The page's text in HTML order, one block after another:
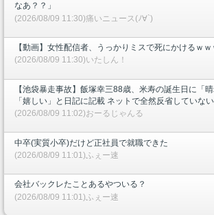
なあ？？」
(2026/08/09 11:30)痛いニュース(ﾉ∀`)
【動画】女性配信者、うっかりミスで死にかけるｗｗ
(2026/08/09 11:30)いたしん！
【池袋暴走事故】飯塚幸三88歳、米寿の誕生日に「晴
「嬉しい」と日記に記載 ネットで全然反省していな
(2026/08/09 11:02)おーるじゃんる
中卒(実質小卒)だけど正社員で就職できた
(2026/08/09 11:01)ふぇー速
会社バックレたことあるやついる？
(2026/08/09 11:01)ふぇー速